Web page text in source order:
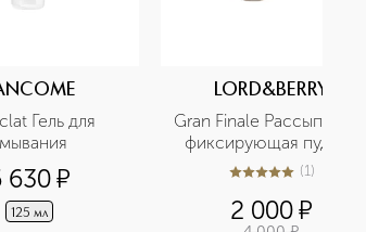
Гель для
630¤
125 мл
LORD&BERRY
Gran Finale Рассыпчатая
5из 51 (1)
2 000¤